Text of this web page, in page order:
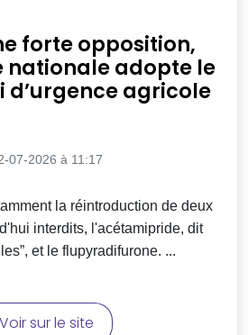
forte opposition,
nationale adopte le
d’urgence agricole
07-2026 à 11:17
la réintroduction de deux
interdits, l'acétamipride, dit
et le flupyradifurone. ...
Voir sur le site